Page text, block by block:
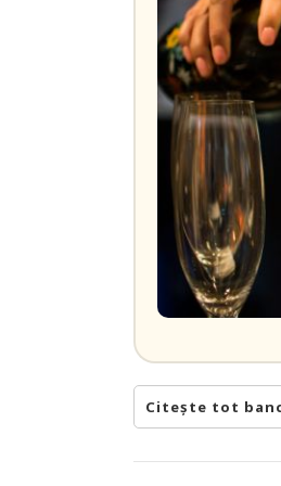
Citește tot